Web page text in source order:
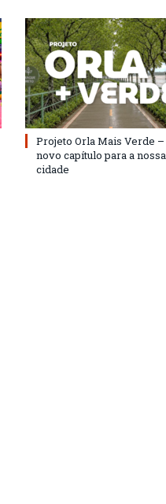
Projeto Orla Mais Verde
novo capítulo para a nossa
cidade